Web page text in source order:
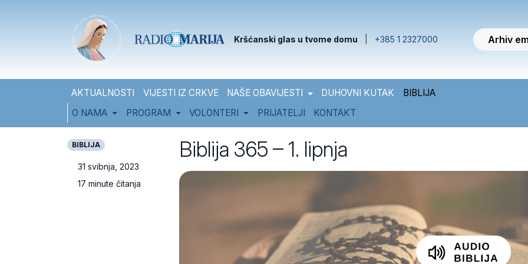
Kršćanski glas u tvome domu +385 1 2327000 Arhiv
AKTUALNOSTI VIJESTI IZ CRKVE NAŠE OBAVIJESTI DUHOVNI KUTAK
BIBLIJA
O NAMA
PROGRAM VOLONTERI PRIJATELJI KONTAKT
BIBLIJA
31 svibnja, 2023
17 minute čitanja
Biblija 365 – 1. lipnja